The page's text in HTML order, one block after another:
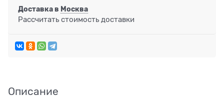
Доставка в Москва
Рассчитать стоимость доставки
Описание